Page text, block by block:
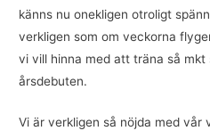
känns nu onekligen otroligt
verkligen som om veckorna
vi vill hinna med att träna så mkt
årsdebuten.
Vi är verkligen så nöjda med vår